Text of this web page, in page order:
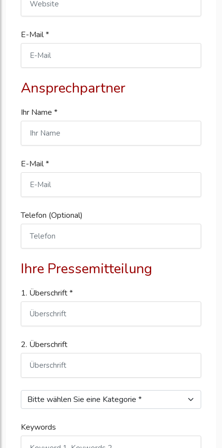
E-Mail *
Ansprechpartner
Ihr Name *
E-Mail *
Telefon (Optional)
Ihre Pressemitteilung
1. Überschrift *
2. Überschrift
Keywords